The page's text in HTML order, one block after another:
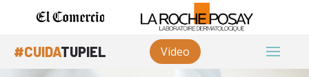
#CUIDATUPIEL Video